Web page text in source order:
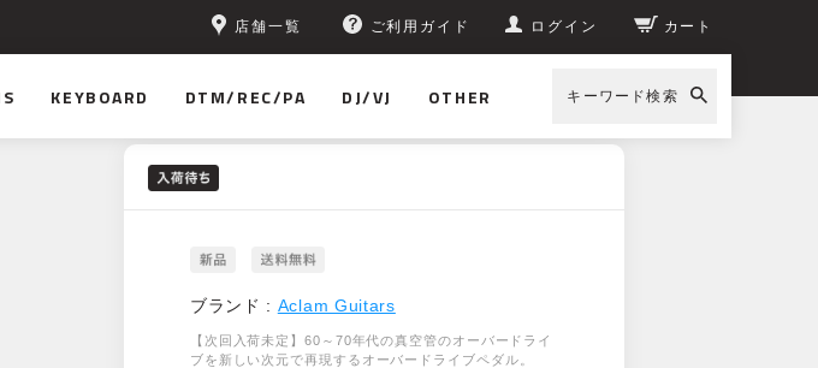
店舗一覧 ご利用ガイド ログイン カート
KEYBOARD DTM/REC/PA DJ/VJ OTHER キーワード検索
ブランド : Aclam Guitars
【次回入荷未定】60～70年代の真空管のオーバードライ
ブを新しい次元で再現するオーバードライブペダル。